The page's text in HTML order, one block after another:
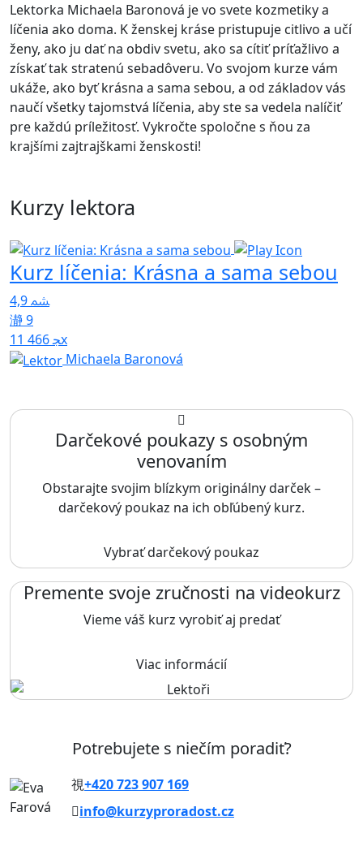
Lektorka Michaela Baronová je vo svete kozmetiky a
líčenia ako doma. K ženskej kráse pristupuje citlivo a učí
ženy, ako ju dať na obdiv svetu, ako sa cítiť príťažlivo a
získať tak stratenú sebadôveru. Vo svojom kurze vám
ukáže, ako byť krásna a sama sebou, a od základov vás
naučí všetky tajomstvá líčenia, aby ste sa vedela nalíčiť
pre každú príležitosť. Vykročte spoločne s ňou za
krajšími zajtrajškami ženskosti!
Kurzy lektora
Kurz líčenia: Krásna a sama sebou
4,9
9
11 466x
Michaela Baronová
Darčekové poukazy s osobným
venovaním
Obstarajte svojim blízkym originálny darček –
darčekový poukaz na ich obľúbený kurz.
Vybrať darčekový poukaz
Premente svoje zručnosti na videokurz
Vieme váš kurz vyrobiť aj predať
Viac informácií
Potrebujete s niečím poradiť?
+420 723 907 169
info@kurzyproradost.cz